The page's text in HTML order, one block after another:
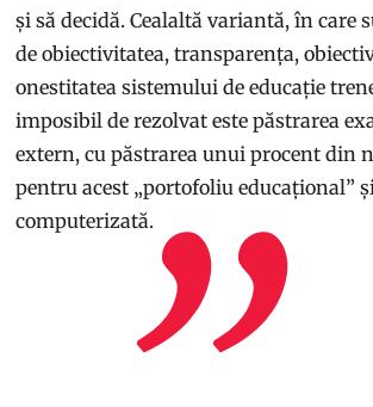
și să decidă. Cealaltă variantă, în care
de obiectivitatea, transparența,
onestitatea sistemului de educație
imposibil de rezolvat este păstrarea
extern, cu păstrarea unui procent din
pentru acest „portofoliu educațional”
computerizată.